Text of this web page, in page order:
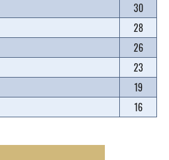
30
28
26
23
19
16